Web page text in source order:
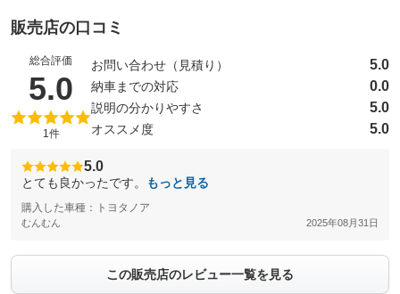
販売店の口コミ
総合評価
5.0 （5点満点中）
1件
お問い合わせ（見積り） 5.0
納車までの対応 0.0
説明の分かりやすさ 5.0
オススメ度 5.0
5.0
とても良かったです。 もっと見る
購入した車種：トヨタノア
むんむん 2025年08月31日
この販売店のレビュー一覧を見る